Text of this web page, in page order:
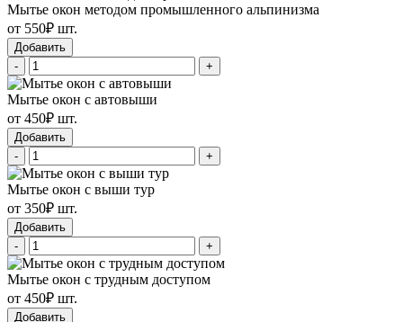
Мытье окон методом промышленного альпинизма
от 550₽ шт.
Добавить
-
+
Мытье окон с автовыши
от 450₽ шт.
Добавить
-
+
Мытье окон с выши тур
от 350₽ шт.
Добавить
-
+
Мытье окон с трудным доступом
от 450₽ шт.
Добавить